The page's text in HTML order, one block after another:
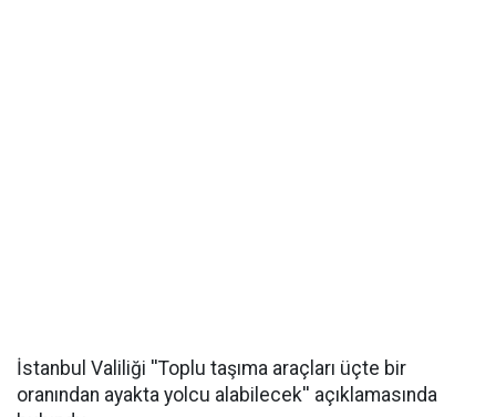
İstanbul Valiliği ''Toplu taşıma araçları üçte bir
oranından ayakta yolcu alabilecek'' açıklamasında